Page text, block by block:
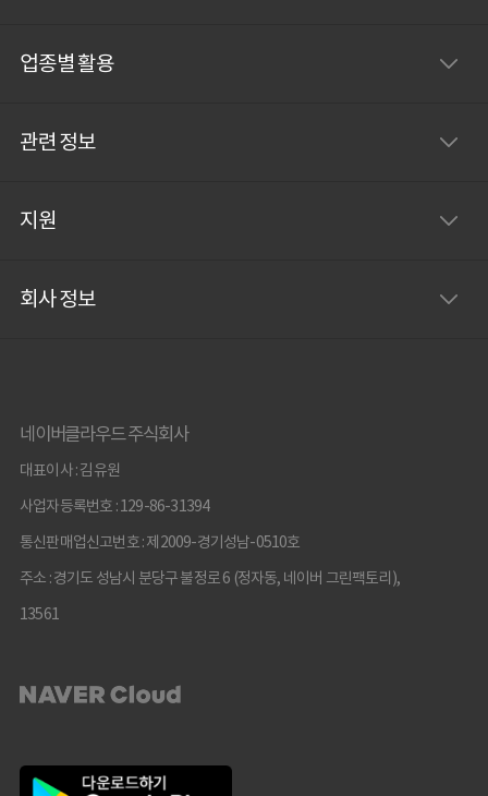
업종별 활용
관련 정보
지원
회사 정보
네이버클라우드 주식회사
대표이사 : 김유원
사업자등록번호 : 129-86-31394
통신판매업신고번호 : 제2009-경기성남-0510호
주소 : 경기도 성남시 분당구 불정로 6 (정자동, 네이버 그린팩토리),
13561